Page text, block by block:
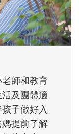
到獨立自
成。爸爸
個重要的